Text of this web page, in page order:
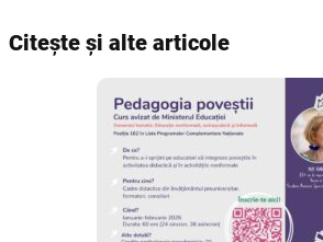
Citește și alte articole